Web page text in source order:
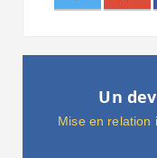
Un
Mise en relation